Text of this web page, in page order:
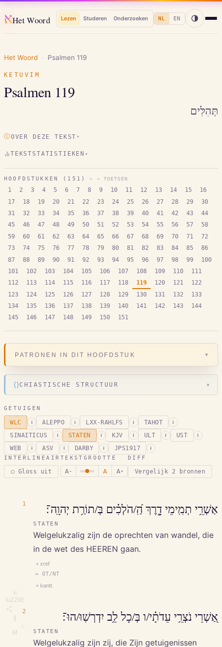
אHet Woord Lezen Studeren Onderzoeken NL EN
Het Woord · Psalmen 119
KETUVIM
Psalmen 119
תְּהִלִּים
ⒾOVER DEZE TEKST ▾
TEKSTSTATISTIEKEN ▾
HOOFDSTUKKEN ( 151 ) ← → TOETSEN
1 2 3 4 5 6 7 8 9 10 11 12 13 14 15
16
17
18 19 20 21 22 23 24 25 26 27 28 29
30
31
32 33 34 35 36 37 38 39 40 41 42 43
44
45
46 47 48 49 50 51 52 53 54 55 56 57
58
59
60 61 62 63 64 65 66 67 68 69 70 71
72
73
74 75 76 77 78 79 80 81 82 83 84 85
86
87
88 89 90 91 92 93 94 95 96 97 98 99
100
101
102 103 104 105 106 107 108 109 110
111
112
113 114 115 116 117 118 119 120 121
122
123
124 125 126 127 128 129 130 131 132
133
134
135 136 137 138 139 140 141 142 143
144
145
146 147 148 149 150 151
PATRONEN IN DIT HOOFDSTUK ▾
⟨⟩CHIASTISCHE STRUCTUUR ▾
GETUIGEN
WLC i ALEPPO i LXX-RAHLFS i TAHOT i
SINAITICUS i STATEN i KJV i ULT i UST i
WEB i ASV i DARBY i JPS1917 i
INTERLINEAIR
○ Gloss uit
TEKSTGROOTTE
A − A A +
DIFF
Vergelijk 2 bronnen
1
⎘
\u229E
M
אַשְׁרֵ֥י תְמִֽימֵי דָ֑רֶךְ הַֽ֝/הֹלְכִ֗ים בְּ/תוֹרַ֥ת יְהוָֽה־׃
STATEN
Welgelukzalig zijn de oprechten van wandel, die
in de wet des HEEREN gaan.
+ xref
↔ OT/NT
+ kantt.
2 אַ֭שְׁרֵי נֹצְרֵ֥י עֵדֹתָ֗י/ו בְּ/כָל לֵ֥ב יִדְרְשֽׁוּ/הוּ־׃
STATEN
Welgelukzalig zijn zij, die Zijn getuigenissen